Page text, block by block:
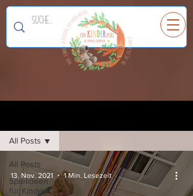
EinKINDERspiel
All Posts
Spielideen
für Kinder
All Posts
13. Nov. 2021 1 Min. Lesezeit